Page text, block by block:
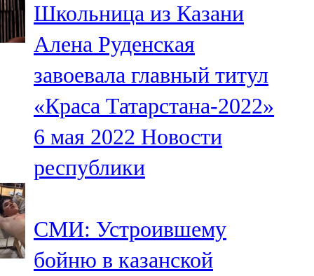
Мамадыш
106,2 FM
Минзәлә
107,3 FM
Мөслим
100,0 FM
104,7 FM
Олы Әтнә
Школьница из Казани
Алена Руденская
завоевала главный титул
«Краса Татарстана-2022»
6 мая 2022 Новости
республики
СМИ: Устроившему
бойню в казанской